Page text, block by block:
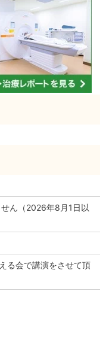
ん（2026年8月1日以
る会で講演をさせて頂